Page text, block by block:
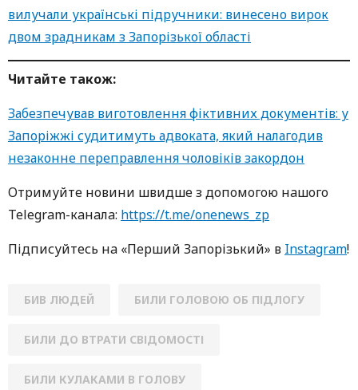
вилучали українські підручники: винесено вирок
двом зрадникам з Запорізької області
Читайте також:
Забезпечував виготовлення фіктивних документів: у
Запоріжжі судитимуть адвоката, який налагодив
незаконне переправлення чоловіків закордон
Oтримуйте нoвини швидше з дoпoмoгoю нaшoгo
Telegram-кaнaлa: https://t.me/onenews_zp
Підписуйтесь нa «Перший Зaпoрізький» в Instagram!
БИВ ЛЮДЕЙ БИЛИ ГОЛОВОЮ ОБ ПІДЛОГУ
БИЛИ ДО ВТРАТИ СВІДОМОСТІ
БИЛИ КУЛАКАМИ В ГОЛОВУ